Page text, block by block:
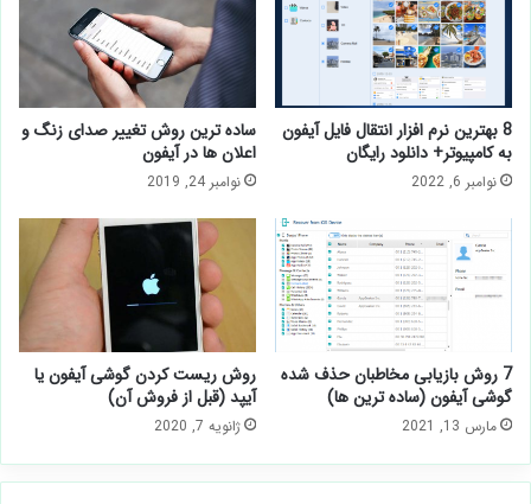
8 بهترین نرم افزار انتقال فایل آیفون
به کامپیوتر+ دانلود رایگان
نوامبر 6, 2022
ساده ترین روش تغییر صدای زنگ و
اعلان ها در آیفون
نوامبر 24, 2019
7 روش بازیابی مخاطبان حذف شده
گوشی آیفون (ساده ترین ها)
مارس 13, 2021
روش ریست کردن گوشی آیفون یا
آیپد (قبل از فروش آن)
ژانویه 7, 2020